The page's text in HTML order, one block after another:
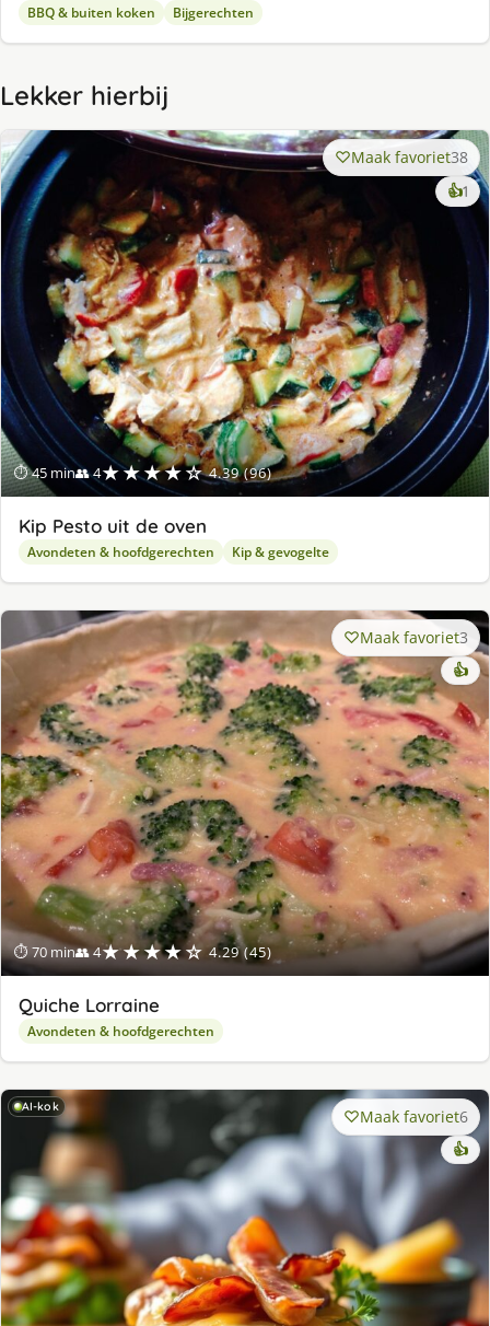
BBQ & buiten koken Bijgerechten
Lekker hierbij
⏱ 45 min👥 4★★★★☆ 4.39 (96)
Maak favoriet38
👍1
Kip Pesto uit de oven
Avondeten & hoofdgerechten Kip & gevogelte
⏱ 70 min👥 4★★★★☆ 4.29 (45)
Maak favoriet3
👍
Quiche Lorraine
Avondeten & hoofdgerechten
AI-kok Maak favoriet6
👍